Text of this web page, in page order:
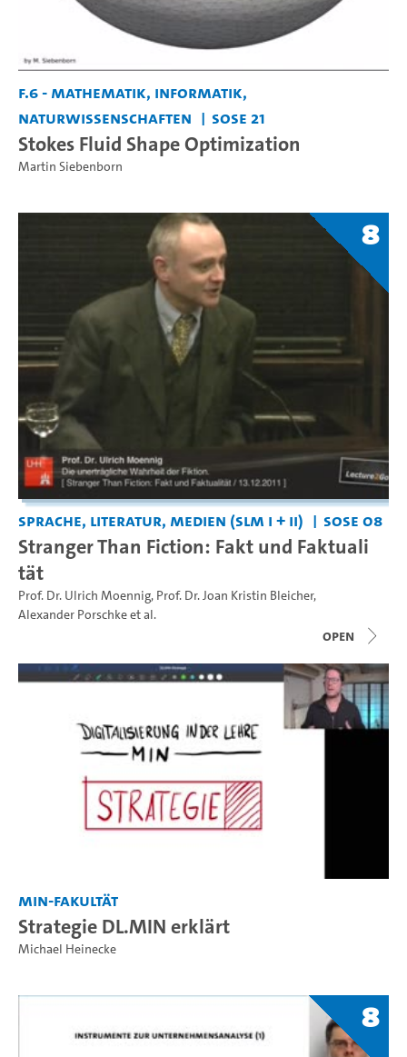
F.6 - Mathematik, Informatik,
Naturwissenschaften
SoSe 21
Stokes Fluid Shape Optimization
Martin Siebenborn
8
Sprache, Literatur, Medien (SLM I + II) SoSe 08
Stranger Than Fiction: Fakt und Faktuali
tät
Prof. Dr. Ulrich Moennig, Prof. Dr. Joan Kristin Bleicher,
Alexander Porschkeet al.
open
MIN-Fakultät
Strategie DL.MIN erklärt
Michael Heinecke
8